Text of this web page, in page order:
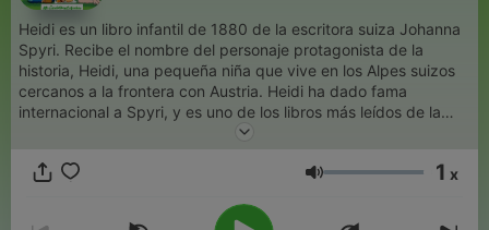
Heidi es un libro infantil de 1880 de la escritora suiza Johanna
Spyri. Recibe el nombre del personaje protagonista de la
historia, Heidi, una pequeña niña que vive en los Alpes suizos
cercanos a la frontera con Austria. Heidi ha dado fama
internacional a Spyri, y es uno de los libros más leídos de la
literatura suiza en el mundo. Lleno de inocencia, resalta los
Volume 1 x